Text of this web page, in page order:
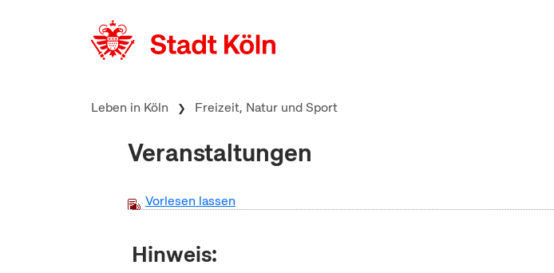
Leben in Köln Freizeit, Natur und Sport
Veranstaltungen
Vorlesen lassen
Hinweis: